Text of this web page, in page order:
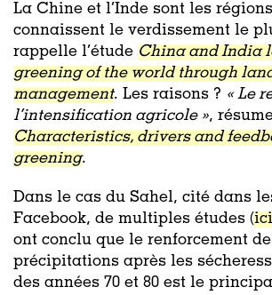
La Chine et l’Inde sont les
connaissent le verdissement le
rappelle l’étude China and India
greening of the world through
management. Les raisons ? « Le
l’intensification agricole »,
Characteristics, drivers and
greening.
Dans le cas du Sahel, cité dans
Facebook, de multiples études (ici
ont conclu que le renforcement
précipitations après les
des années 70 et 80 est le